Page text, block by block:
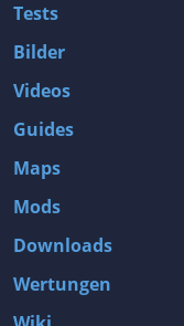
Tests
Bilder
Videos
Guides
Maps
Mods
Downloads
Wertungen